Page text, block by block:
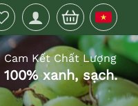
Cam Kết Chất Lượng
100% xanh, sạch.